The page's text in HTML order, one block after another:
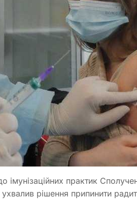
імунізаційних практик
ухвалив рішення припинити